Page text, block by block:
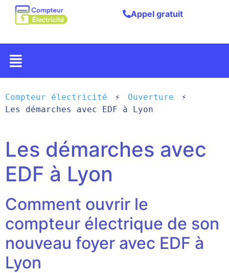
Appel gratuit
Compteur électricité
Ouverture
Les démarches avec EDF à Lyon
Les démarches avec
EDF à Lyon
Comment ouvrir le
compteur électrique de son
nouveau foyer avec EDF à
Lyon